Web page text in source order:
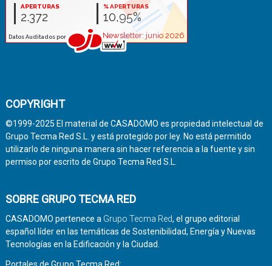
COPYRIGHT
©1999-2025 El material de CASADOMO es propiedad intelectual de
Grupo Tecma Red S.L. y está protegido por ley. No está permitido
utilizarlo de ninguna manera sin hacer referencia a la fuente y sin
permiso por escrito de Grupo Tecma Red S.L.
SOBRE GRUPO TECMA RED
CASADOMO pertenece a Grupo Tecma Red, el grupo editorial
español líder en las temáticas de Sostenibilidad, Energía y Nuevas
Tecnologías en la Edificación y la Ciudad.